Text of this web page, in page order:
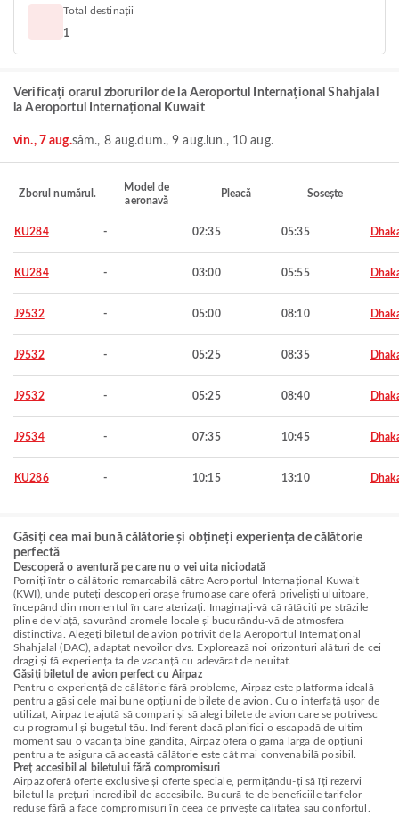
Total destinații
1
Verificați orarul zborurilor de la Aeroportul Internațional Shahjalal
la Aeroportul Internațional Kuwait
vin., 7 aug.sâm., 8 aug.dum., 9 aug. lun., 10 aug.
Zborul numărul.
Model de
aeronavă
Pleacă Sosește
KU284 - 02:35 05:35
KU284 - 03:00 05:55
J9532 - 05:00 08:10
J9532 - 05:25 08:35
J9532 - 05:25 08:40
J9534 - 07:35 10:45
KU286 - 10:15 13:10
Găsiți cea mai bună călătorie și obțineți experiența de călătorie
perfectă
Descoperă o aventură pe care nu o vei uita niciodată
Porniți într-o călătorie remarcabilă către Aeroportul Internațional Kuwait
(KWI), unde puteți descoperi orașe frumoase care oferă priveliști uluitoare,
începând din momentul în care aterizați. Imaginați-vă că rătăciți pe străzile
pline de viață, savurând aromele locale și bucurându-vă de atmosfera
distinctivă. Alegeți biletul de avion potrivit de la Aeroportul Internațional
Shahjalal (DAC), adaptat nevoilor dvs. Explorează noi orizonturi alături de cei
dragi și fă experiența ta de vacanță cu adevărat de neuitat.
Găsiți biletul de avion perfect cu Airpaz
Pentru o experiență de călătorie fără probleme, Airpaz este platforma ideală
pentru a găsi cele mai bune opțiuni de bilete de avion. Cu o interfață ușor de
utilizat, Airpaz te ajută să compari și să alegi bilete de avion care se potrivesc
cu programul și bugetul tău. Indiferent dacă planifici o escapadă de ultim
moment sau o vacanță bine gândită, Airpaz oferă o gamă largă de opțiuni
pentru a te asigura că această călătorie este cât mai convenabilă posibil.
Preț accesibil al biletului fără compromisuri
Airpaz oferă oferte exclusive și oferte speciale, permițându-ți să îți rezervi
biletul la prețuri incredibil de accesibile. Bucură-te de beneficiile tarifelor
reduse fără a face compromisuri în ceea ce privește calitatea sau confortul.